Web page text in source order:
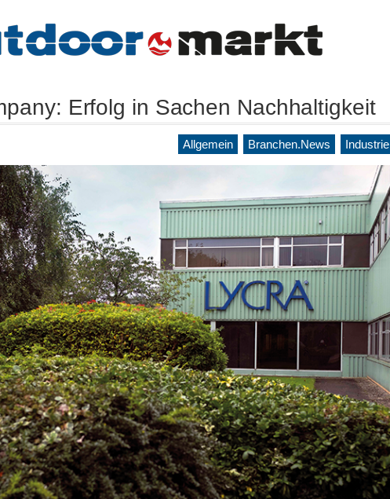
Erfolg in Sachen Nachhaltigkeit
Allgemein Branchen.News Industrie